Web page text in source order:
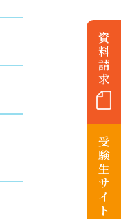
資
料
請
求
受
験
生
サ
イ
ト